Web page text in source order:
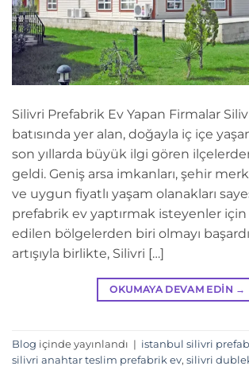
Silivri Prefabrik Ev Yapan Firmalar
batısında yer alan, doğayla iç içe
son yıllarda büyük ilgi gören
geldi. Geniş arsa imkanları, şehir
ve uygun fiyatlı yaşam olanakları
prefabrik ev yaptırmak isteyenler
edilen bölgelerden biri olmayı
artışıyla birlikte, Silivri […]
OKUMAYA DEVAM EDIN →
Blog içinde yayınlandı | istanbul silivri
silivri anahtar teslim prefabrik ev, silivri